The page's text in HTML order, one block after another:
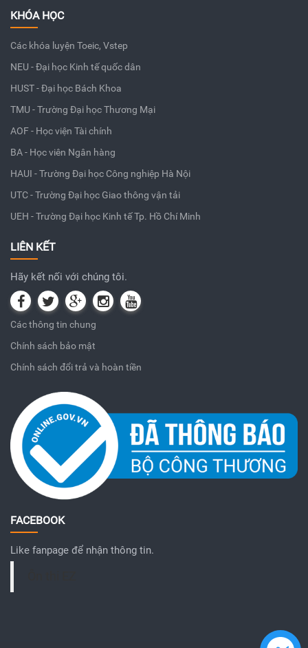
KHÓA HỌC
Các khóa luyện Toeic, Vstep
NEU - Đại học Kinh tế quốc dân
HUST - Đại học Bách Khoa
TMU - Trường Đại học Thương Mại
AOF - Học viện Tài chính
BA - Học viên Ngân hàng
HAUI - Trường Đại học Công nghiệp Hà Nội
UTC - Trường Đại học Giao thông vận tải
UEH - Trường Đại học Kinh tế Tp. Hồ Chí Minh
LIÊN KẾT
Hãy kết nối với chúng tôi.
Các thông tin chung
Chính sách bảo mật
Chính sách đổi trả và hoàn tiền
FACEBOOK
Like fanpage để nhận thông tin.